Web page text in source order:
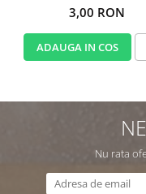
417814
3,00 RON
ADAUGA IN COS
Nu rata